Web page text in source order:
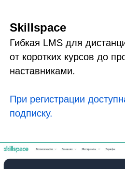
Skillspace
Гибкая LMS для
от коротких курсов до
наставниками.
При регистрации
подписку.